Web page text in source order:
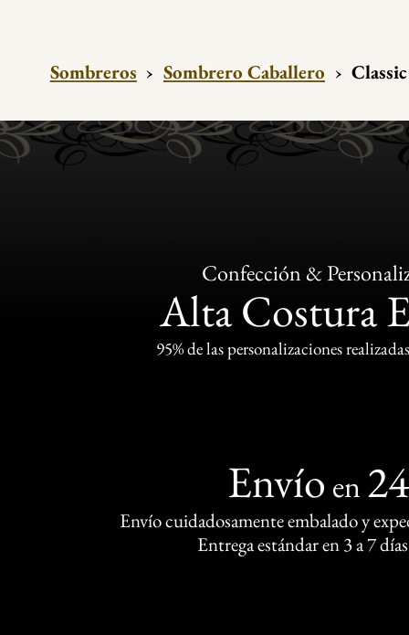
Sombreros › Sombrero Caballero ›
Confección &
Alta Costura
95% de las personalizaciones
Envío en
Envío cuidadosamente embalado y
Entrega estándar en 3 a 7